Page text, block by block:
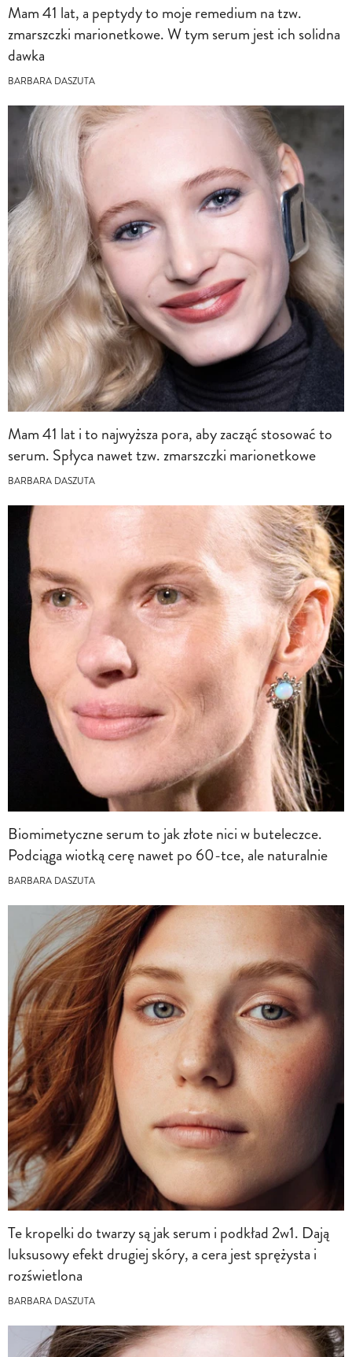
Mam 41 lat, a peptydy to moje remedium na tzw.
zmarszczki marionetkowe. W tym serum jest ich solidna
dawka
BARBARA DASZUTA
Mam 41 lat i to najwyższa pora, aby zacząć stosować to
serum. Spłyca nawet tzw. zmarszczki marionetkowe
BARBARA DASZUTA
Biomimetyczne serum to jak złote nici w buteleczce.
Podciąga wiotką cerę nawet po 60-tce, ale naturalnie
BARBARA DASZUTA
Te kropelki do twarzy są jak serum i podkład 2w1. Dają
luksusowy efekt drugiej skóry, a cera jest sprężysta i
rozświetlona
BARBARA DASZUTA